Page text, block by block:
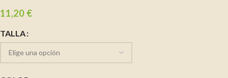
11,20 €
TALLA